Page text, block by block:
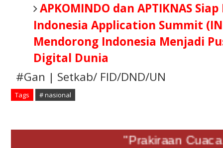
APKOMINDO dan APTIKNAS
Indonesia Application Summit
Mendorong Indonesia Menjadi
Digital Dunia
#Gan | Setkab/ FID/DND/UN
Tags # nasional
"Prakiraan Cuaca